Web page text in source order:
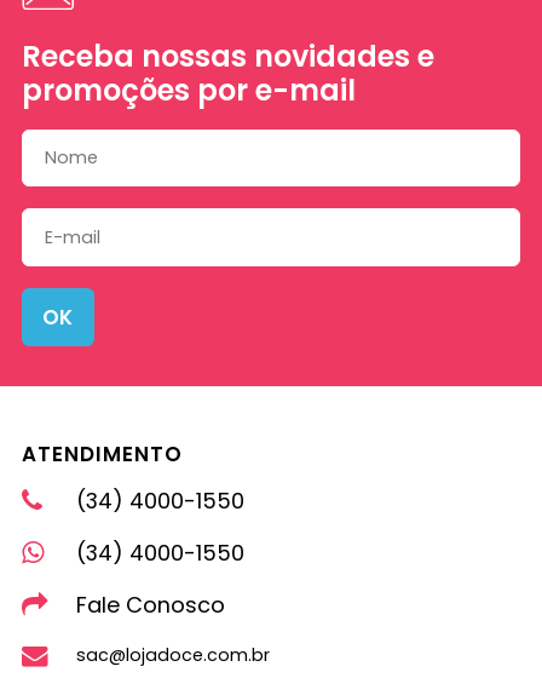
Receba nossas novidades e
promoções por e-mail
OK
ATENDIMENTO
(34) 4000-1550
(34) 4000-1550
Fale Conosco
sac@lojadoce.com.br